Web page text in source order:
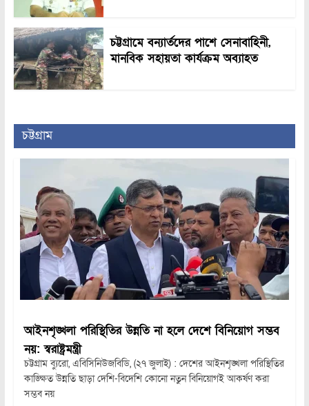
চট্টগ্রামে বন্যার্তদের পাশে সেনাবাহিনী,
মানবিক সহায়তা কার্যক্রম অব্যাহত
চট্টগ্রাম
আইনশৃঙ্খলা পরিস্থিতির উন্নতি না হলে দেশে বিনিয়োগ সম্ভব
নয়: স্বরাষ্ট্রমন্ত্রী
চট্টগ্রাম ব্যুরো, এবিসিনিউজবিডি, (২৭ জুলাই) : দেশের আইনশৃঙ্খলা পরিস্থিতির
কাঙ্ক্ষিত উন্নতি ছাড়া দেশি-বিদেশি কোনো নতুন বিনিয়োগই আকর্ষণ করা
সম্ভব নয়